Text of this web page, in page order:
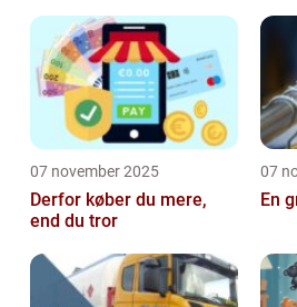
07 november 2025
Derfor køber du mere,
end du tror
07
En